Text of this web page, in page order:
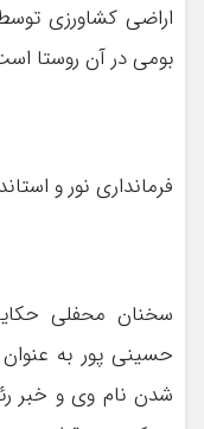
اراضی کشاورزی توسط
بومی در آن روستا
فرمانداری نور و
سخنان محفلی
حسینی پور به
شدن نام وی و خبر